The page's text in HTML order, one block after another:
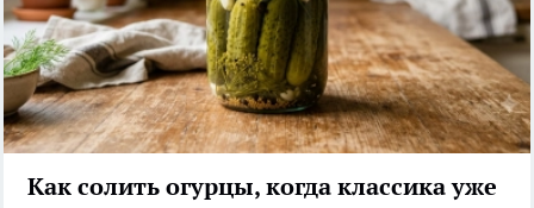
Как солить огурцы, когда классика уже